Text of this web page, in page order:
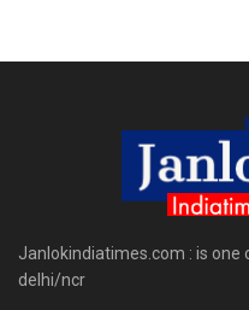
Janlokindiatimes.com : is one
delhi/ncr